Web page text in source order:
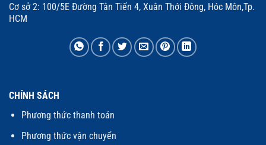
Cơ sở 2: 100/5E Đường Tân Tiến 4, Xuân Thới Đông, Hóc Môn,Tp.
HCM
CHÍNH SÁCH
Phương thức thanh toán
Phương thức vận chuyển